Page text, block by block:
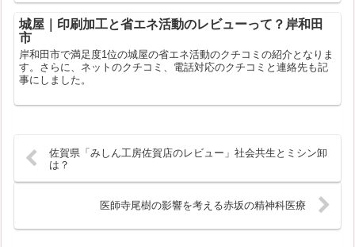
城屋｜印刷加工と省エネ活動のレビューって？岸和田
市
岸和田市で満足度1位の城屋の省エネ活動のクチコミの紹介となりま
す。さらに、ネットのクチコミ、電話対応のクチコミと連絡先も記
事にしました。
佐賀県「みしん工房佐賀店のレビュー」社会共生とミシン卸
は？
医師寺尾樹の影響を考える赤坂の精神科医療